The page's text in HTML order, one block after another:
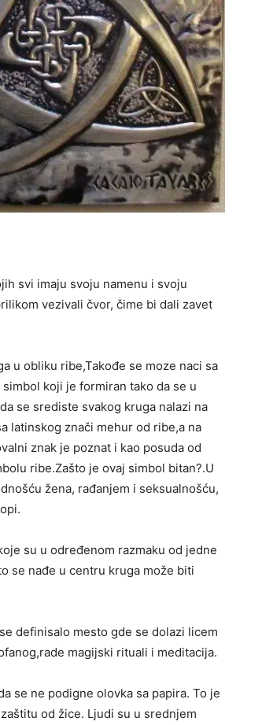
svi imaju svoju namenu i svoju
vezivali čvor, čime bi dali zavet
u obliku ribe,Takođe se moze naci sa
koji je formiran tako da se u
se srediste svakog kruga nalazi na
latinskog znači mehur od ribe,a na
znak je poznat i kao posuda od
ribe.Zašto je ovaj simbol bitan?.U
žena, rađanjem i seksualnošću,
su u određenom razmaku od jedne
se nađe u centru kruga može biti
definisalo mesto gde se dolazi licem
magijski rituali i meditacija.
se ne podigne olovka sa papira. To je
od žice. Ljudi su u srednjem